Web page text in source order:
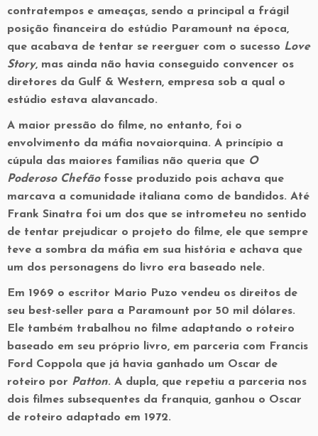
contratempos e ameaças, sendo a principal a frágil
posição financeira do estúdio Paramount na época,
que acabava de tentar se reerguer com o sucesso Love
Story, mas ainda não havia conseguido convencer os
diretores da Gulf & Western, empresa sob a qual o
estúdio estava alavancado.
A maior pressão do filme, no entanto, foi o
envolvimento da máfia novaiorquina. A princípio a
cúpula das maiores famílias não queria que O
Poderoso Chefãofosse produzido pois achava que
marcava a comunidade italiana como de bandidos. Até
Frank Sinatra foi um dos que se intrometeu no sentido
de tentar prejudicar o projeto do filme, ele que sempre
teve a sombra da máfia em sua história e achava que
um dos personagens do livro era baseado nele.
Em 1969 o escritor Mario Puzo vendeu os direitos de
seu best-seller para a Paramount por 50 mil dólares.
Ele também trabalhou no filme adaptando o roteiro
baseado em seu próprio livro, em parceria com Francis
Ford Coppola que já havia ganhado um Oscar de
roteiro por Patton. A dupla, que repetiu a parceria nos
dois filmes subsequentes da franquia, ganhou o Oscar
de roteiro adaptado em 1972.